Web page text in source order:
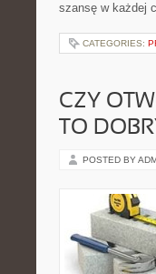
szansę w każdej
CATEGORIES:
CZY
TO
POSTED BY